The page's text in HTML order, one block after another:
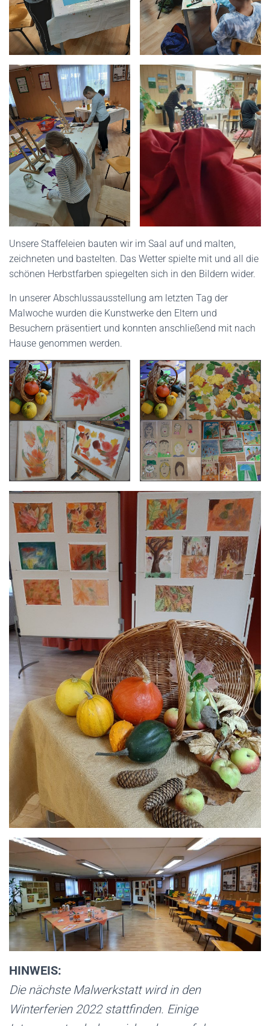
Unsere Staffeleien bauten wir im Saal auf und malten,
zeichneten und bastelten. Das Wetter spielte mit und all die
schönen Herbstfarben spiegelten sich in den Bildern wider.
In unserer Abschlussausstellung am letzten Tag der
Malwoche wurden die Kunstwerke den Eltern und
Besuchern präsentiert und konnten anschließend mit nach
Hause genommen werden.
HINWEIS:
Die nächste Malwerkstatt wird in den
Winterferien 2022 stattfinden. Einige